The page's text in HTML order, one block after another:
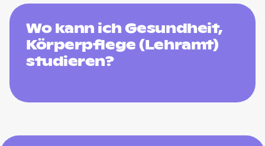
Wo kann ich Gesundheit,
Körperpflege (Lehramt)
studieren?